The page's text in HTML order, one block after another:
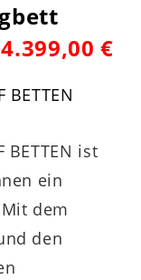
4.399,00 €
ist
ein
dem
den